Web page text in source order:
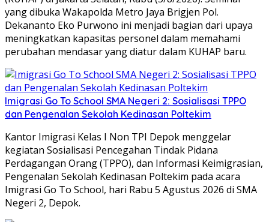
yang dibuka Wakapolda Metro Jaya Brigjen Pol.
Dekananto Eko Purwono ini menjadi bagian dari upaya
meningkatkan kapasitas personel dalam memahami
perubahan mendasar yang diatur dalam KUHAP baru.
Imigrasi Go To School SMA Negeri 2: Sosialisasi TPPO
dan Pengenalan Sekolah Kedinasan Poltekim
Kantor Imigrasi Kelas I Non TPI Depok menggelar
kegiatan Sosialisasi Pencegahan Tindak Pidana
Perdagangan Orang (TPPO), dan Informasi Keimigrasian,
Pengenalan Sekolah Kedinasan Poltekim pada acara
Imigrasi Go To School, hari Rabu 5 Agustus 2026 di SMA
Negeri 2, Depok.